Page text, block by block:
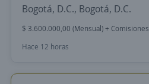
Bogotá, D.C., Bogotá, D.C.
$ 3.600.000,00 (Mensual) + Comisiones
Hace 12 horas